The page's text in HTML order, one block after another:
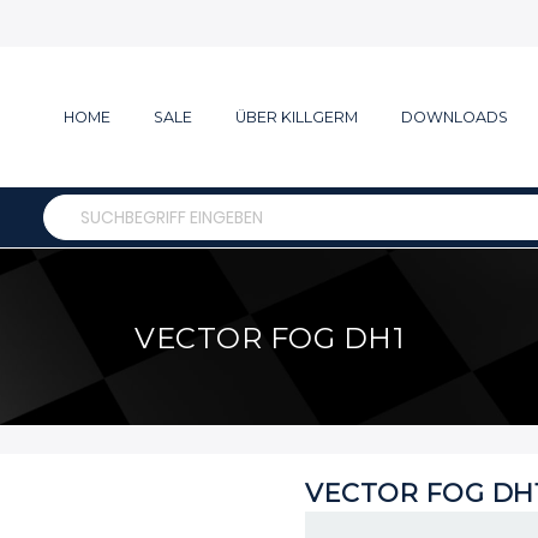
HOME SALE ÜBER KILLGERM DOWNLOADS
Search
VECTOR FOG DH1
VECTOR FOG